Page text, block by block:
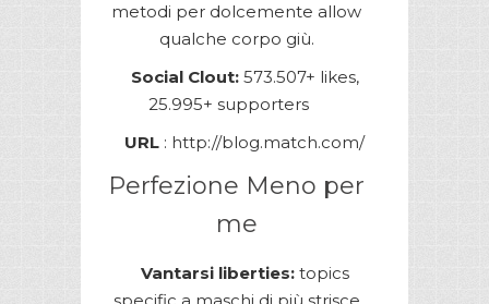
metodi per dolcemente allow
qualche corpo giù.
Social Clout: 573.507+ likes,
25.995+ supporters
URL : http://blog.match.com/
Perfezione Meno per
me
Vantarsi liberties: topics